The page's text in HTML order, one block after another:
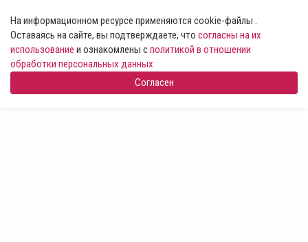
На информационном ресурсе применяются cookie-файлы .
Оставаясь на сайте, вы подтверждаете, что согласны на их
использование и ознакомлены сполитикой в отношении
обработки персональных данных
Согласен